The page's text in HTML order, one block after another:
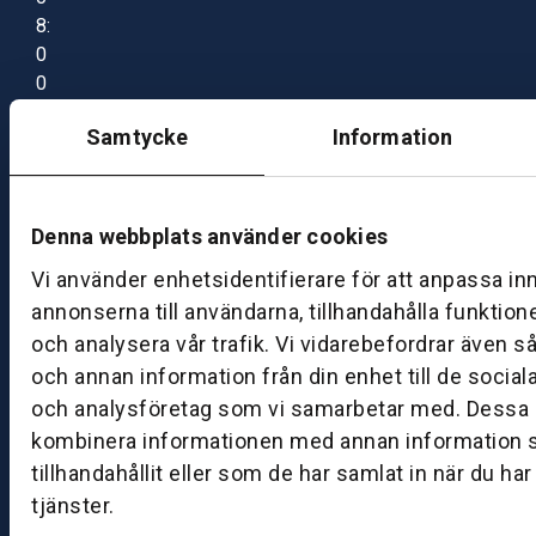
Samtycke Information
Denna webbplats använder cookies
Vi använder enhetsidentifierare för att anpassa
annonserna till användarna, tillhandahålla
och analysera vår trafik. Vi vidarebefordrar även
och annan information från din enhet till de
och analysföretag som vi samarbetar med. Dessa
kombinera informationen med annan information
tillhandahållit eller som de har samlat in när du
tjänster.
8:
0
0
7:
0
B
S
k
ö
v
d